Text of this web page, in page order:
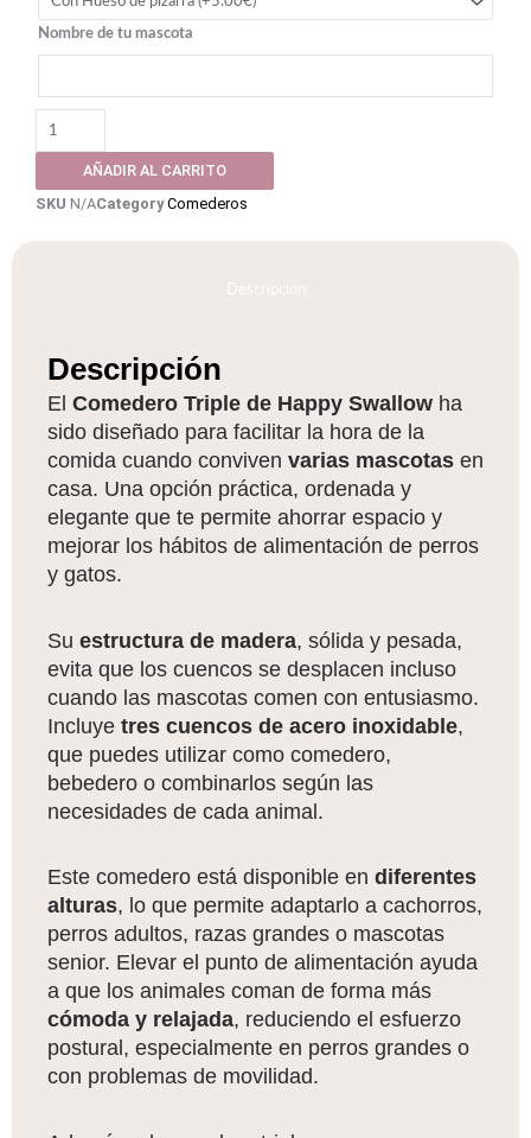
Nombre de tu mascota
AÑADIR AL CARRITO
SKU N/ACategory Comederos
Descripción
Descripción
El Comedero Triple de Happy Swallow ha
sido diseñado para facilitar la hora de la
comida cuando conviven varias mascotas en
casa. Una opción práctica, ordenada y
elegante que te permite ahorrar espacio y
mejorar los hábitos de alimentación de perros
y gatos.
Su estructura de madera, sólida y pesada,
evita que los cuencos se desplacen incluso
cuando las mascotas comen con entusiasmo.
Incluye tres cuencos de acero inoxidable,
que puedes utilizar como comedero,
bebedero o combinarlos según las
necesidades de cada animal.
Este comedero está disponible en diferentes
alturas, lo que permite adaptarlo a cachorros,
perros adultos, razas grandes o mascotas
senior. Elevar el punto de alimentación ayuda
a que los animales coman de forma más
cómoda y relajada, reduciendo el esfuerzo
postural, especialmente en perros grandes o
con problemas de movilidad.